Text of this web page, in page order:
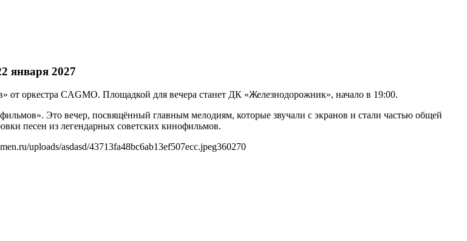
января 2027
оркестра CAGMO. Площадкой для вечера станет ДК «Железнодорожник», начало в 19:00.
Это вечер, посвящённый главным мелодиям, которые звучали с экранов и стали частью общей
песен из легендарных советских кинофильмов.
uploads/asdasd/43713fa48bc6ab13ef507ecc.jpeg360270